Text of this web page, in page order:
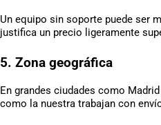
Un equipo sin soporte puede ser
justifica un precio ligeramente
5. Zona geográfica
En grandes ciudades como
como la nuestra trabajan con